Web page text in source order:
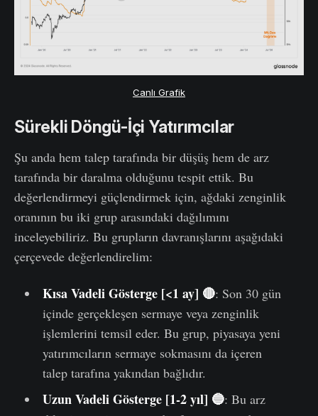
Canlı Grafik
Sürekli Döngü-İçi Yatırımcılar
Şu anda hem talep tarafında bir düşüş hem de arz
tarafında bir daralma olduğunu tespit ettik. Bu
değerlendirmeyi güçlendirmek için, ağdaki zenginlik
oranının bu iki grup arasındaki dağılımını
inceleyebiliriz. Bu grupların davranışlarını aşağıdaki
çerçevede değerlendirelim:
Kısa Vadeli Gösterge [<1 ay] 🔴: Son 30 gün
içinde gerçekleşen sermaye veya zenginlik
işlemlerini temsil eder. Bu grup, piyasaya yeni
yatırımcıların sermaye sokmasını da içeren
talep tarafına yakından bağlıdır.
Uzun Vadeli Gösterge [1-2 yıl] 🔵: Bu arz